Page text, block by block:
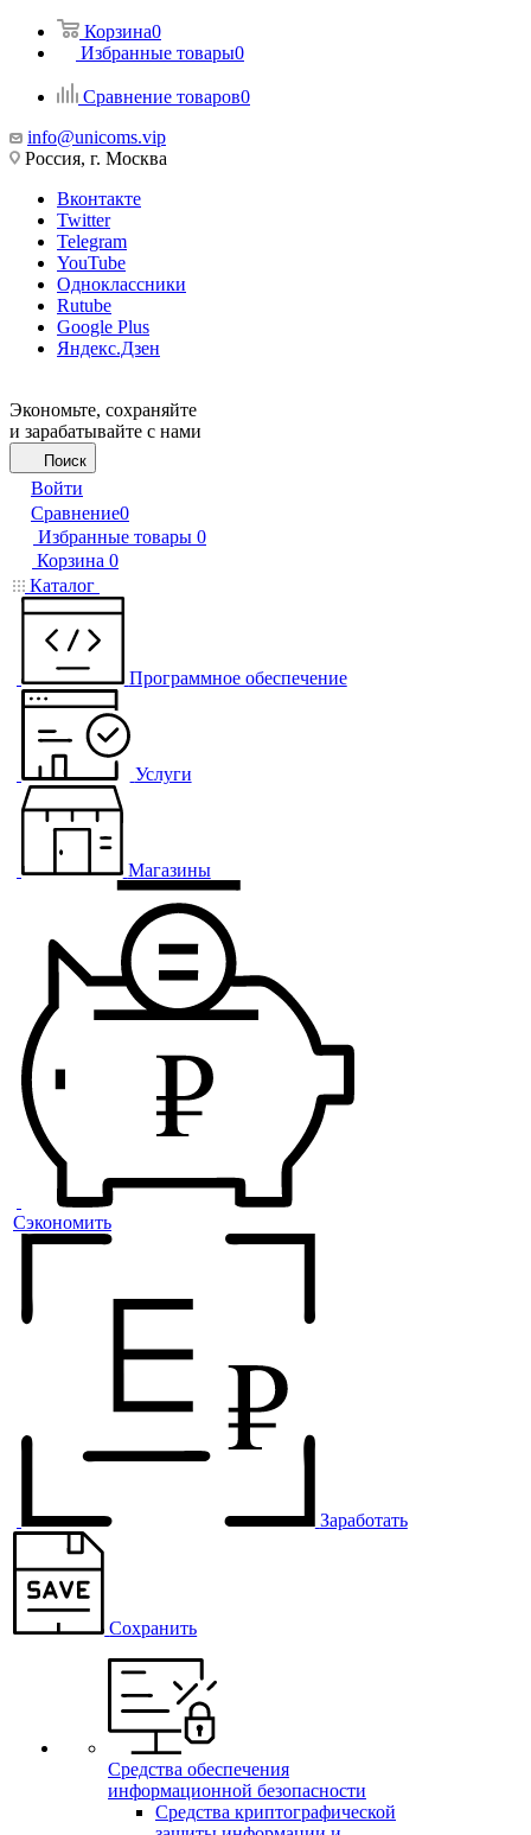
Корзина0
Избранные товары0
Сравнение товаров0
info@unicoms.vip
Россия, г. Москва
Вконтакте
Twitter
Telegram
YouTube
Одноклассники
Rutube
Google Plus
Яндекс.Дзен
Экономьте, сохраняйте
и зарабатывайте с нами
Поиск
Войти
Сравнение0
Избранные товары 0
Корзина 0
Каталог
Программное обеспечение
Услуги
Магазины
Сэкономить
Заработать
Сохранить
Средства обеспечения
информационной безопасности
Средства криптографической